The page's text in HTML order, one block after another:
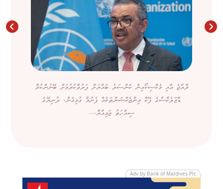
ރާއްޖެ އާއި މެކްސިކޯއިން ކެންސަރު ބައްޔަށް ފަރުވާކުރުމަށް ބޭނުންކުރާ
ޑާޒަލެކްސްގެ ފޭކް އިންޖެކްޝަންތަކެއް ފެނުމާ ގުޅިގެން، ދުނިޔޭގެ
ސިއްހަތު ޖަމިއްޔާ،...
Adv by Bank of Maldives Plc